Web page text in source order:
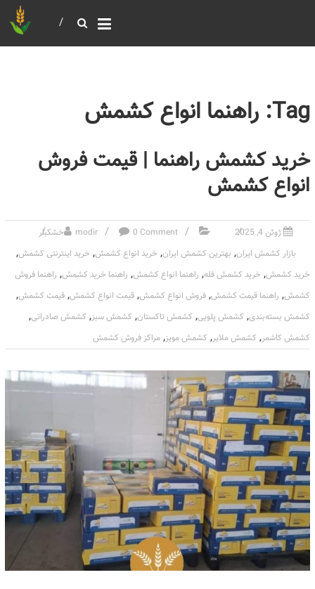
Tag: راهنما انواع کشمش
خرید کشمش راهنما | قیمت فروش
انواع کشمش
ژوئن 4, 2025 modir 0 Comment
خشکبار
بازار کشمش ایران, بهترین کشمش ایران, خرید انواع کشمش, خرید اینترنتی کشمش,
خرید کشمش, خرید کشمش فله, راهنما انواع کشمش, راهنما خرید کشمش, راهنما فروش
کشمش, راهنما قیمت کشمش, فروش انواع کشمش, قیمت انواع کشمش, قیمت کشمش,
کشمش بسته‌بندی, کشمش پلویی, کشمش تاکستان, کشمش سبز, کشمش صادراتی,
کشمش کاشمر, کشمش ملایر, کشمش مویز, مراکز فروش کشمش